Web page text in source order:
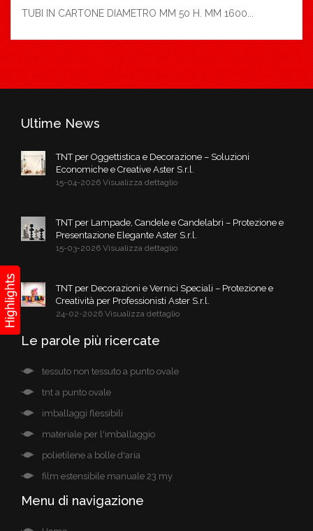
TUBI IN CARTONE DIAMETRO MM 50 H. MM 1600...
Ultime News
TNT per Oggettistica e Decorazione – Soluzioni
Economiche e Creative Aster S.r.l.
15-04-2026 Visualizza dettaglio
TNT per Lampade, Candele e Candelabri – Protezione e
Presentazione Elegante Aster S.r.l.
15-03-2026 Visualizza dettaglio
TNT per Decorazioni e Vernici Speciali – Protezione e
Creatività per Professionisti Aster S.r.l.
24-02-2026 Visualizza dettaglio
Le parole più ricercate
tessuto non tessuto a punto ovale
tnt a punto ovale
imballaggi flessibili
materiale per l'imballaggio
polietilene a bolle d'aria
film estensibile manuale 23 my
Menu di navigazione